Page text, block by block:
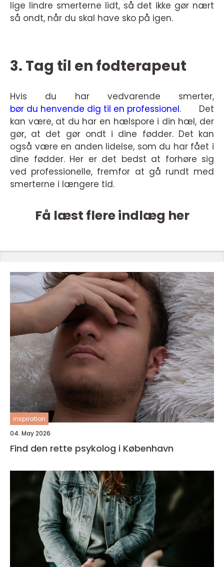
lige lindre smerterne lidt, så det ikke gør nært
så ondt, når du skal have sko på igen.
3. Tag til en fodterapeut
Hvis du har vedvarende smerter,
bør du henvende dig til en professionel. Det
kan være, at du har en hælspore i din hæl, der
gør, at det gør ondt i dine fødder. Det kan
også være en anden lidelse, som du har fået i
dine fødder. Her er det bedst at forhøre sig
ved professionelle, fremfor at gå rundt med
smerterne i længere tid.
Få læst flere indlæg her
inspiration
04. May 2026
Find den rette psykolog i København